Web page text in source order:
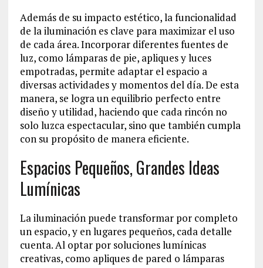
Además de su impacto estético, la funcionalidad
de la iluminación es clave para maximizar el uso
de cada área. Incorporar diferentes fuentes de
luz, como lámparas de pie, apliques y luces
empotradas, permite adaptar el espacio a
diversas actividades y momentos del día. De esta
manera, se logra un equilibrio perfecto entre
diseño y utilidad, haciendo que cada rincón no
solo luzca espectacular, sino que también cumpla
con su propósito de manera eficiente.
Espacios Pequeños, Grandes Ideas
Lumínicas
La iluminación puede transformar por completo
un espacio, y en lugares pequeños, cada detalle
cuenta. Al optar por soluciones lumínicas
creativas, como apliques de pared o lámparas